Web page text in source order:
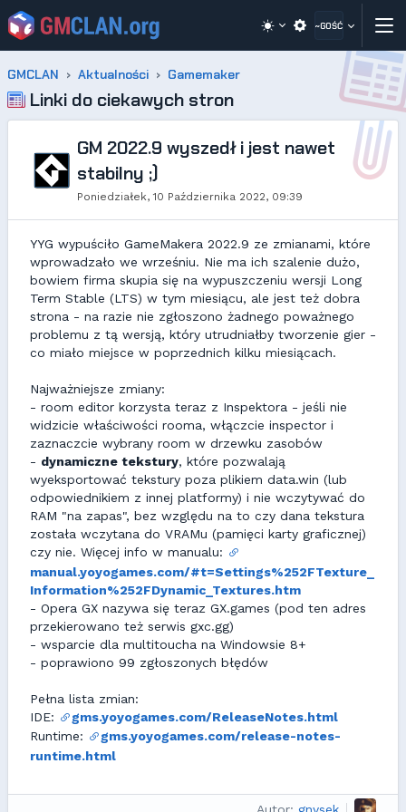
~GOŚĆ
GMCLAN Aktualności Gamemaker
Linki do ciekawych stron
GM 2022.9 wyszedł i jest nawet
stabilny ;)
Poniedziałek, 10 Października 2022, 09:39
YYG wypuściło GameMakera 2022.9 ze zmianami, które
wprowadzało we wrześniu. Nie ma ich szalenie dużo,
bowiem firma skupia się na wypuszczeniu wersji Long
Term Stable (LTS) w tym miesiącu, ale jest też dobra
strona - na razie nie zgłoszono żadnego poważnego
problemu z tą wersją, który utrudniałby tworzenie gier -
co miało miejsce w poprzednich kilku miesiącach.
Najważniejsze zmiany:
- room editor korzysta teraz z Inspektora - jeśli nie
widzicie właściwości rooma, włączcie inspector i
zaznaczcie wybrany room w drzewku zasobów
- dynamiczne tekstury, które pozwalają
wyeksportować tekstury poza plikiem data.win (lub
odpowiednikiem z innej platformy) i nie wczytywać do
RAM "na zapas", bez względu na to czy dana tekstura
została wczytana do VRAMu (pamięci karty graficznej)
czy nie. Więcej info w manualu:
manual.yoyogames.com/#t=Settings%252FTexture_
Information%252FDynamic_Textures.htm
- Opera GX nazywa się teraz GX.games (pod ten adres
przekierowano też serwis gxc.gg)
- wsparcie dla multitoucha na Windowsie 8+
- poprawiono 99 zgłoszonych błędów
Pełna lista zmian:
IDE:
gms.yoyogames.com/ReleaseNotes.html
Runtime:
gms.yoyogames.com/release-notes-
runtime.html
Autor: gnysek